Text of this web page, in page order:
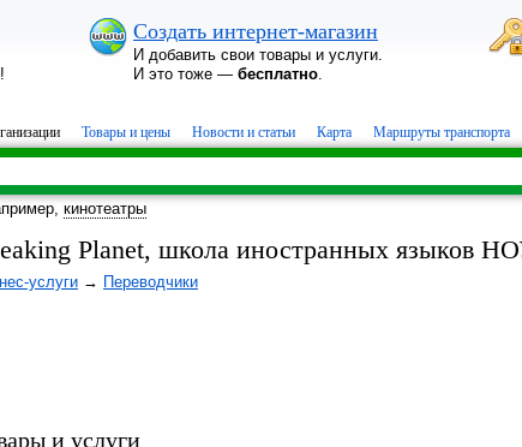
!
Создать интернет-магазин
И добавить свои товары и услуги.
И это тоже — бесплатно.
Товары и цены Новости и статьи Карта Маршруты транспорта
кинотеатры
Planet, школа иностранных языков
услуги → Переводчики
и услуги